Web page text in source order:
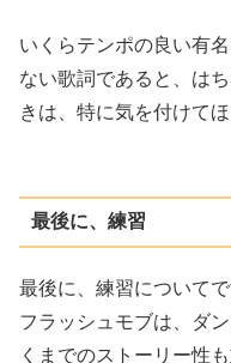
いくらテンポの良い有
ない歌詞であると、は
きは、特に気を付けて
最後に、練習
最後に、練習についてで
フラッシュモブは、ダ
くまでのストーリー性